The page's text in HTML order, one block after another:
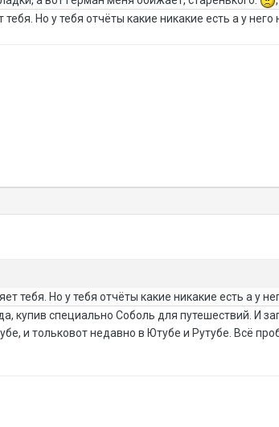
Но у тебя отчёты какие никакие есть а у него
тебя. Но у тебя отчёты какие никакие есть а у
купив специально Соболь для путешествий. И
и тольковот недавно в Ютубе и Рутубе. Всё